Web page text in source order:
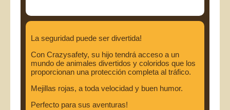
La seguridad puede ser divertida!
Con Crazysafety, su hijo tendrá acceso a un
mundo de animales divertidos y coloridos que los
proporcionan una protección completa al tráfico.
Mejillas rojas, a toda velocidad y buen humor.
Perfecto para sus aventuras!